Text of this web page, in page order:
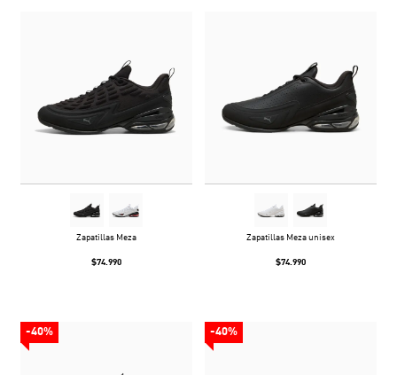
Zapatillas Meza
$74.990
Zapatillas Meza unisex
$74.990
-40% -40%